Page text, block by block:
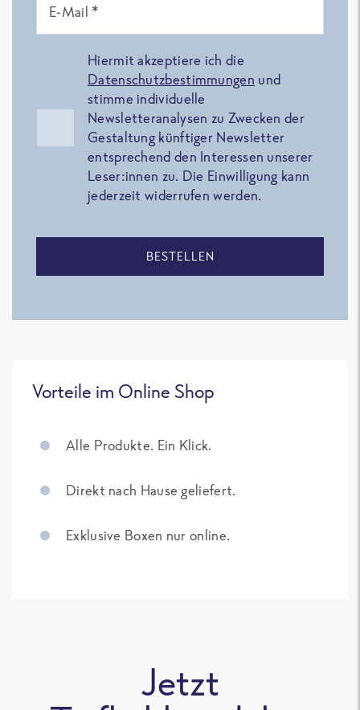
E-Mail *
Hiermit akzeptiere ich die
Datenschutzbestimmungen und
stimme individuelle
Newsletteranalysen zu Zwecken der
Gestaltung künftiger Newsletter
entsprechend den Interessen unserer
Leser:innen zu. Die Einwilligung kann
jederzeit widerrufen werden.
BESTELLEN
Vorteile im Online Shop
Alle Produkte. Ein Klick.
Direkt nach Hause geliefert.
Exklusive Boxen nur online.
Jetzt